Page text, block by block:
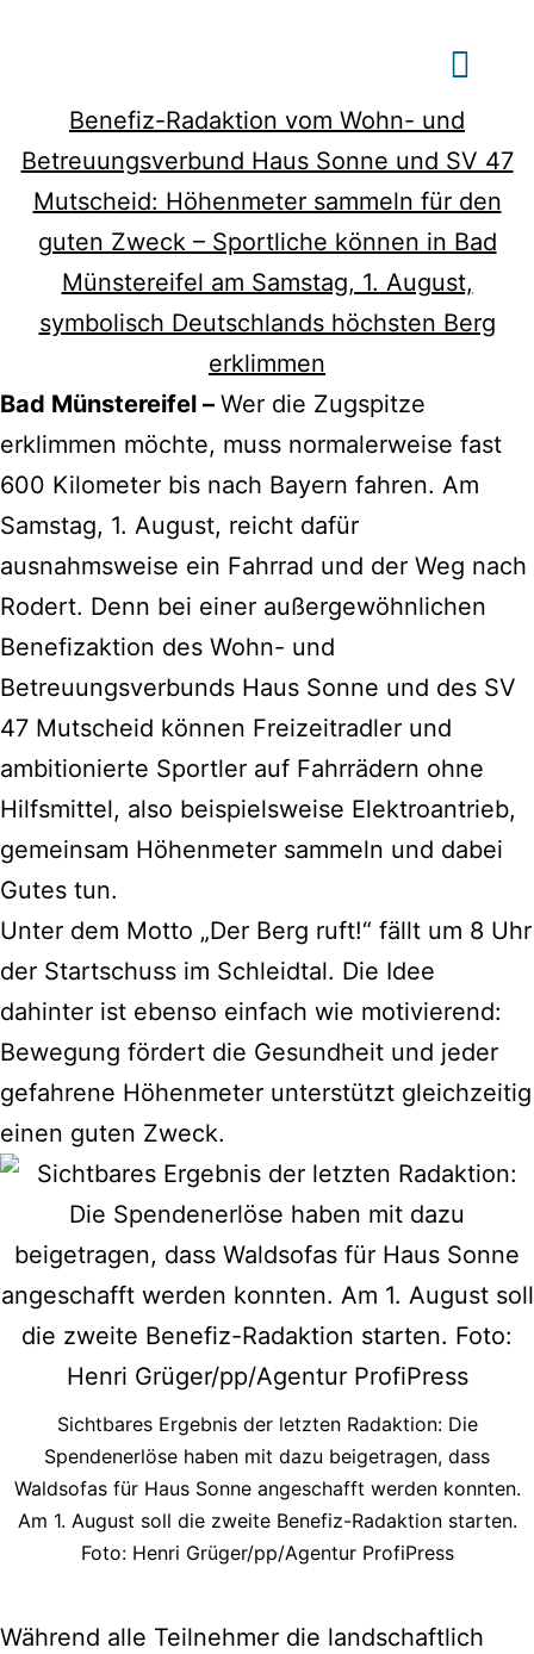
Benefiz-Radaktion vom Wohn- und
Betreuungsverbund Haus Sonne und SV 47
Mutscheid: Höhenmeter sammeln für den
guten Zweck – Sportliche können in Bad
Münstereifel am Samstag, 1. August,
symbolisch Deutschlands höchsten Berg
erklimmen
Bad Münstereifel – Wer die Zugspitze
erklimmen möchte, muss normalerweise fast
600 Kilometer bis nach Bayern fahren. Am
Samstag, 1. August, reicht dafür
ausnahmsweise ein Fahrrad und der Weg nach
Rodert. Denn bei einer außergewöhnlichen
Benefizaktion des Wohn- und
Betreuungsverbunds Haus Sonne und des SV
47 Mutscheid können Freizeitradler und
ambitionierte Sportler auf Fahrrädern ohne
Hilfsmittel, also beispielsweise Elektroantrieb,
gemeinsam Höhenmeter sammeln und dabei
Gutes tun.
Unter dem Motto „Der Berg ruft!“ fällt um 8 Uhr
der Startschuss im Schleidtal. Die Idee
dahinter ist ebenso einfach wie motivierend:
Bewegung fördert die Gesundheit und jeder
gefahrene Höhenmeter unterstützt gleichzeitig
einen guten Zweck.
Sichtbares Ergebnis der letzten Radaktion: Die
Spendenerlöse haben mit dazu beigetragen, dass
Waldsofas für Haus Sonne angeschafft werden konnten.
Am 1. August soll die zweite Benefiz-Radaktion starten.
Foto: Henri Grüger/pp/Agentur ProfiPress
Während alle Teilnehmer die landschaftlich